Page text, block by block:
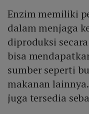
Enzim memiliki
dalam menjaga
diproduksi
bisa
sumber seperti
makanan
juga tersedia